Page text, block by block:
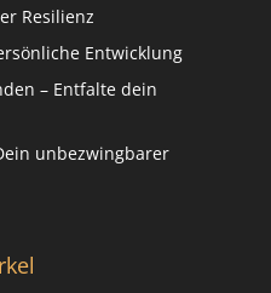
Resilienz
Entwicklung
– Entfalte dein
unbezwingbarer